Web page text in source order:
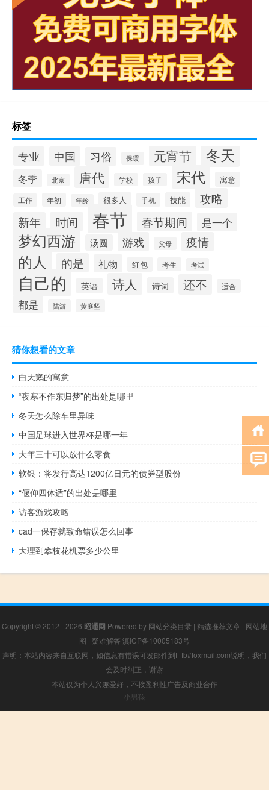
标签
专业 中国 习俗 保暖 元宵节 冬天
冬季 北京 唐代 学校 孩子 宋代 寓意
工作 年初 年龄 很多人 手机 技能 攻略
新年 时间 春节 春节期间 是一个
梦幻西游 汤圆 游戏 父母 疫情
的人 的是 礼物 红包 考生 考试
自己的 英语 诗人 诗词 还不 适合
都是 陆游 黄庭坚
猜你想看的文章
白天鹅的寓意
“夜寒不作东归梦”的出处是哪里
冬天怎么除车里异味
中国足球进入世界杯是哪一年
大年三十可以放什么零食
软银：将发行高达1200亿日元的债券型股份
“偃仰四体适”的出处是哪里
访客游戏攻略
cad一保存就致命错误怎么回事
大理到攀枝花机票多少公里
Copyright © 2012 - 2026 昭通网 Powered by 网站分类目录 | 精选推荐文章 | 网站地
图 | 疑难解答 滇ICP备10005183号
声明：本站内容来自互联网，如信息有错误可发邮件到f_fb#foxmail.com说明，我们
会及时纠正，谢谢
本站仅为个人兴趣爱好，不接盈利性广告及商业合作
小男孩